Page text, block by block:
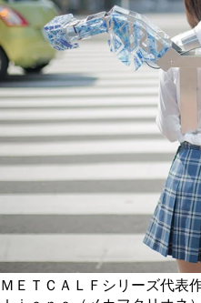
ＭＥＴＣＡＬＦシリーズ代表